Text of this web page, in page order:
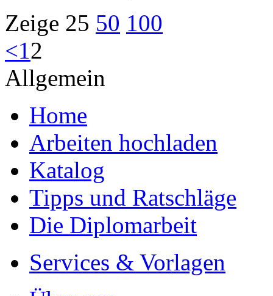
Zeige 25 50 100
<12
Allgemein
Home
Arbeiten hochladen
Katalog
Tipps und Ratschläge
Die Diplomarbeit
Services & Vorlagen